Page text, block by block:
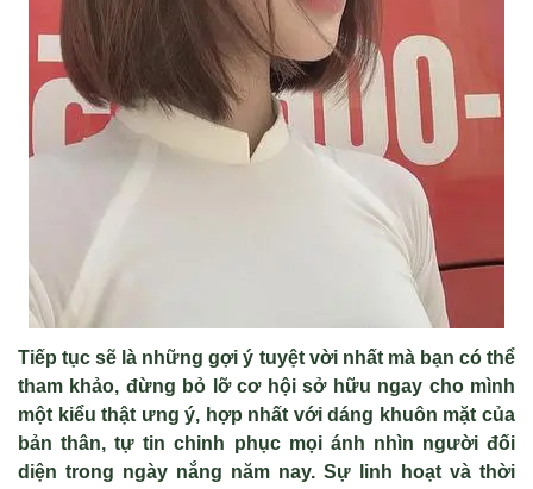
Tiếp tục sẽ là những gợiý tuyệt vời nhất mà bạn có thể
tham khảo, đừng bỏ lỡ cơ hội sở hữu ngay cho mình
một kiểu thật ưngý, hợp nhất với dáng khuôn mặt của
bản thân, tự tin chinh phục mọi ánh nhìn người đối
diện trong ngày nắng năm nay. Sự linh hoạt và thời